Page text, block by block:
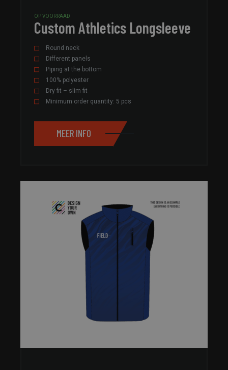
OP VOORRAAD
Custom Athletics Longsleeve
Round neck
Different panels
Piping at the bottom
100% polyester
Dry fit – slim fit
Minimum order quantity: 5 pcs
MEER INFO